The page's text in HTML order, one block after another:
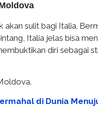
sulit bagi Italia.
Italia jelas bisa
diri sebagai
di Dunia